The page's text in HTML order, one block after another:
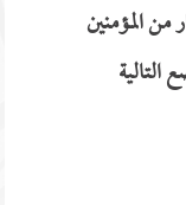
المؤمنين
التالية